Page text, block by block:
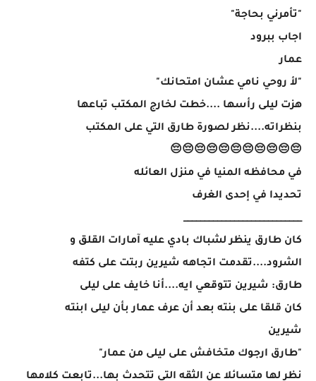
"تأمرني بحاجة"
اجاب ببرود
عمار
"لأ روحي نامي عشان امتحانك"
هزت ليلى رأسها ....خطت لخارج المكتب تباعها
بنظراته....نظر لصورة طارق التي على المكتب
😔😔😔😔😔😔😔😔😔😔😔
في محافظه المنيا في منزل العائله
تحديدا في إحدى الغرف
____________________________
كان طارق ينظر لشباك بادي عليه آمارات القلق و
الشرود....تقدمت اتجاهه شيرين ربتت على كتفه
طارق: شيرين تتوقعي ايه....أنا خايف على ليلى
كان قلقا على بنته بعد أن عرف عمار بأن ليلى ابنته
شيرين
"طارق ارجوك متخافش على ليلى من عمار"
نظر لها متسائلا عن الثقه التي تتحدث بها...تابعت كلامها